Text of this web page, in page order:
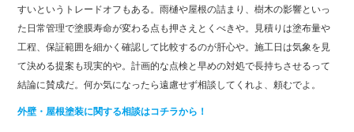
すいというトレードオフもある。雨樋や屋根の詰まり、樹木の影響といっ
た日常管理で塗膜寿命が変わる点も押さえとくべきや。見積りは塗布量や
工程、保証範囲を細かく確認して比較するのが肝心や。施工日は気象を見
て決める提案も現実的や。計画的な点検と早めの対処で長持ちさせるって
結論に賛成だ。何か気になったら遠慮せず相談してくれよ、頼むでよ。
外壁・屋根塗装に関する相談はコチラから！